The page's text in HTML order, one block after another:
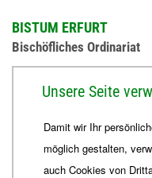
BISTUM ERFURT
Bischöfliches Ordinariat
+49 361 6572-444
ordinariat
Unsere Seite
Damit wir Ihr
möglich gestalten,
auch Cookies von